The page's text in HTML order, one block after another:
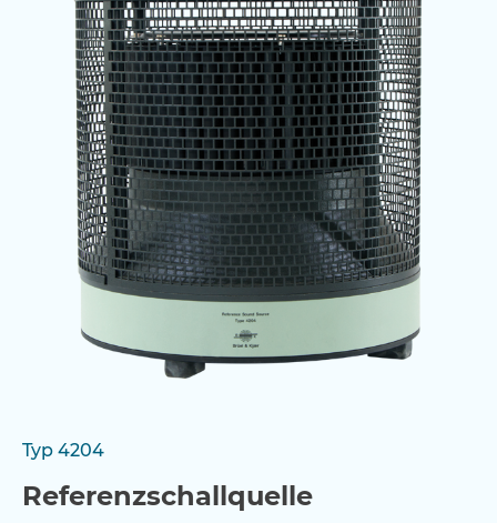
Typ 4204
Referenzschallquelle